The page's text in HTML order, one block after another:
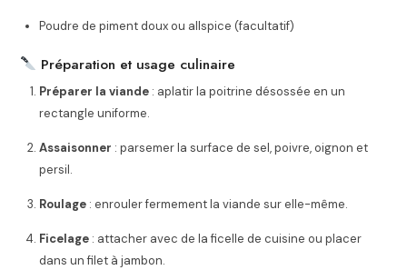
Poudre de piment doux ou allspice (facultatif)
Préparation et usage culinaire
Préparer la viande : aplatir la poitrine désossée en un
rectangle uniforme.
Assaisonner : parsemer la surface de sel, poivre, oignon et
persil.
Roulage : enrouler fermement la viande sur elle-même.
Ficelage : attacher avec de la ficelle de cuisine ou placer
dans un filet à jambon.